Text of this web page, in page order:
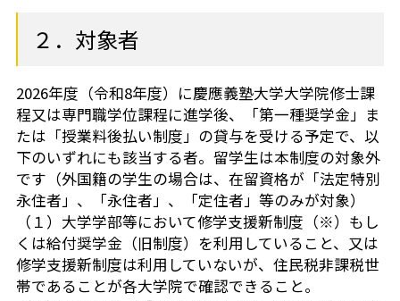
２．対象者
2026年度（令和8年度）に慶應義塾大学大学院修士課
程又は専門職学位課程に進学後、「第一種奨学金」ま
たは「授業料後払い制度」の貸与を受ける予定で、以
下のいずれにも該当する者。留学生は本制度の対象外
です（外国籍の学生の場合は、在留資格が「法定特別
永住者」、「永住者」、「定住者」等のみが対象）
（１）大学学部等において修学支援新制度（※）もし
くは給付奨学金（旧制度）を利用していること、又は
修学支援新制度は利用していないが、住民税非課税世
帯であることが各大学院で確認できること。